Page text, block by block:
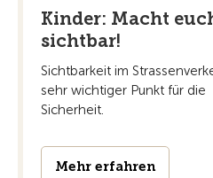
Kinder: Macht
sichtbar!
Sichtbarkeit im
sehr wichtiger Punkt für die
Sicherheit.
Mehr erfahren